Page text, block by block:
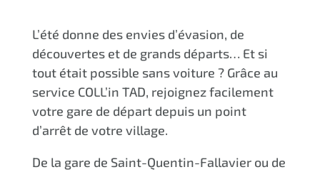
L’été donne des envies d’évasion, de
découvertes et de grands départs… Et si
tout était possible sans voiture ? Grâce au
service COLL’in TAD, rejoignez facilement
votre gare de départ depuis un point
d’arrêt de votre village.
De la gare de Saint-Quentin-Fallavier ou de